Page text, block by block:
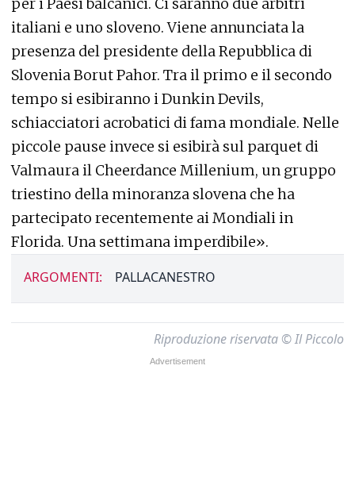
italiani e uno sloveno. Viene annunciata la
presenza del presidente della Repubblica di
Slovenia Borut Pahor. Tra il primo e il secondo
tempo si esibiranno i Dunkin Devils,
schiacciatori acrobatici di fama mondiale. Nelle
piccole pause invece si esibirà sul parquet di
Valmaura il Cheerdance Millenium, un gruppo
triestino della minoranza slovena che ha
partecipato recentemente ai Mondiali in
Florida. Una settimana imperdibile».
ARGOMENTI: PALLACANESTRO
Riproduzione riservata © Il Piccolo